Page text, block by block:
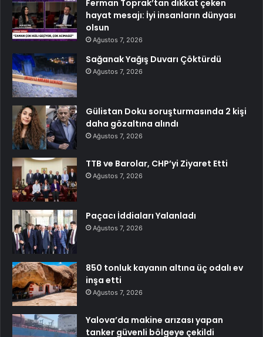
Ferman Toprak’tan dikkat çeken
hayat mesajı: İyi insanların dünyası
olsun
Ağustos 7, 2026
Sağanak Yağış Duvarı Çöktürdü
Ağustos 7, 2026
Gülistan Doku soruşturmasında 2 kişi
daha gözaltına alındı
Ağustos 7, 2026
TTB ve Barolar, CHP’yi Ziyaret Etti
Ağustos 7, 2026
Paçacı İddiaları Yalanladı
Ağustos 7, 2026
850 tonluk kayanın altına üç odalı ev
inşa etti
Ağustos 7, 2026
Yalova’da makine arızası yapan
tanker güvenli bölgeye çekildi